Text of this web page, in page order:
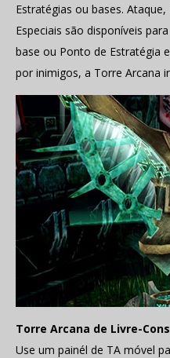
Estratégias ou bases.
Especiais são disponíveis
base ou Ponto de Estratégia
por inimigos, a Torre Arcana
Torre Arcana de Livre-
Use um painél de TA móvel